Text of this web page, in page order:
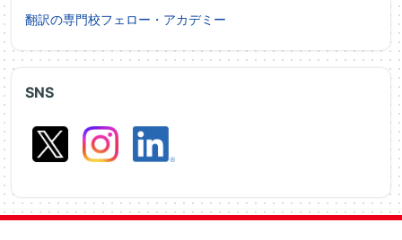
SNS
翻訳の専門校フェロー・アカデミー